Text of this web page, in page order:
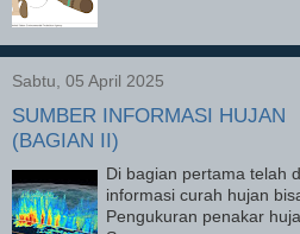
Sabtu, 05 April 2025
SUMBER INFORMASI HUJAN
(BAGIAN II)
Di bagian pertama telah
informasi curah hujan
Pengukuran penakar